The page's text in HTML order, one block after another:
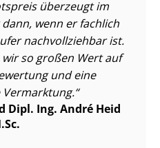
überzeugt im
wenn er fachlich
nachvollziehbar ist.
so großen Wert auf
und eine
Dipl. Ing. André Heid